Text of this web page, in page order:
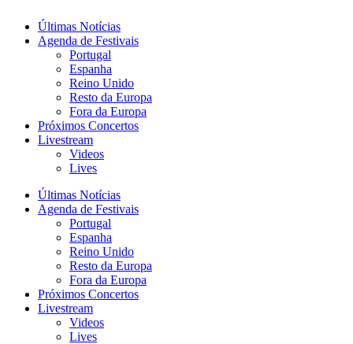
Últimas Notícias
Agenda de Festivais
Portugal
Espanha
Reino Unido
Resto da Europa
Fora da Europa
Próximos Concertos
Livestream
Videos
Lives
Últimas Notícias
Agenda de Festivais
Portugal
Espanha
Reino Unido
Resto da Europa
Fora da Europa
Próximos Concertos
Livestream
Videos
Lives